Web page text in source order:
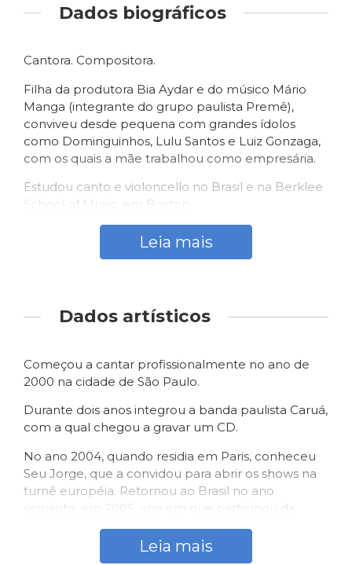
Dados biográficos
Cantora. Compositora.
Filha da produtora Bia Aydar e do músico Mário
Manga (integrante do grupo paulista Premê),
conviveu desde pequena com grandes ídolos
como Dominguinhos, Lulu Santos e Luiz Gonzaga,
com os quais a mãe trabalhou como empresária.
Estudou canto e violoncello no Brasil e na Berklee
School of Music, em Boston.
Entre 2004 e 2005 residiu em Paris.
Leia mais
Dados artísticos
Começou a cantar profissionalmente no ano de
2000 na cidade de São Paulo.
Durante dois anos integrou a banda paulista Caruá,
com a qual chegou a gravar um CD.
No ano 2004, quando residia em Paris, conheceu
Seu Jorge, que a convidou para abrir os shows na
turnê européia. Retornou ao Brasil no ano
seguinte, em 2005, ano em que participou da
Em seu primeiro disco “Kavita 1”, produção
Leia mais